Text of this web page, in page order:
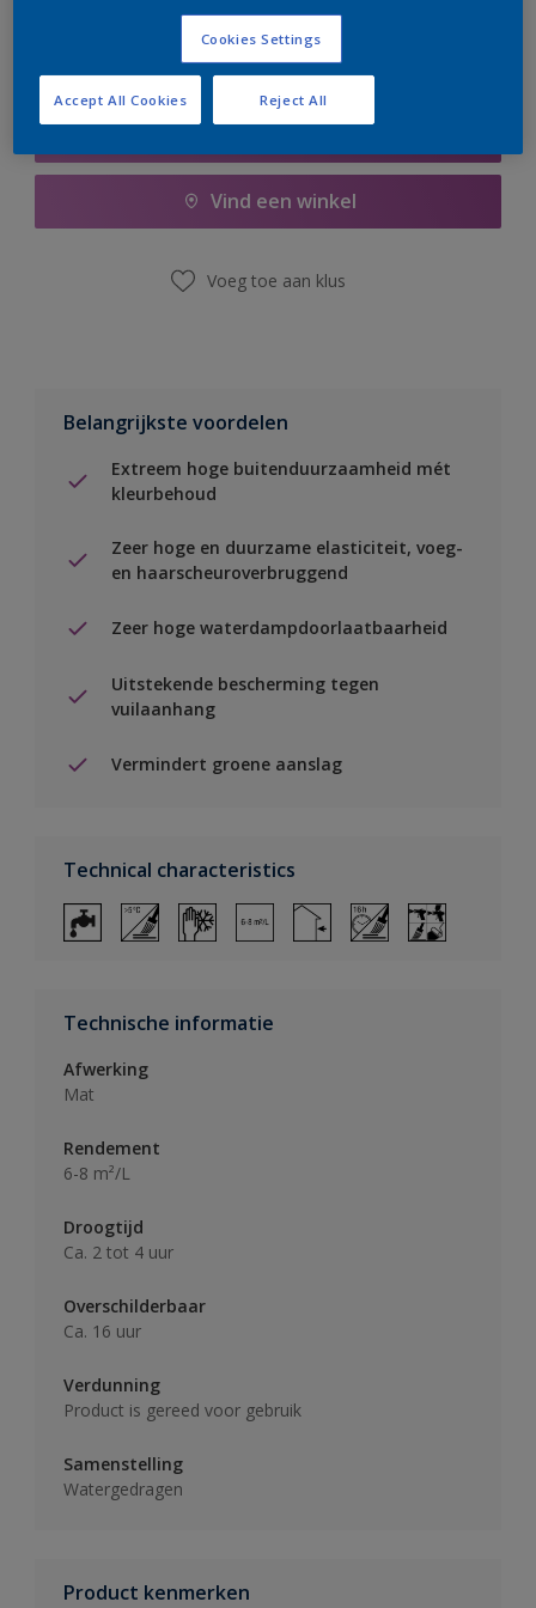
Vind een winkel
Voeg toe aan klus
Belangrijkste voordelen
Extreem hoge buitenduurzaamheid mét
kleurbehoud
Zeer hoge en duurzame elasticiteit, voeg-
en haarscheuroverbruggend
Zeer hoge waterdampdoorlaatbaarheid
Uitstekende bescherming tegen
vuilaanhang
Vermindert groene aanslag
Technical characteristics
Technische informatie
Afwerking
Mat
Rendement
6-8 m²/L
Droogtijd
Ca. 2 tot 4 uur
Overschilderbaar
Ca. 16 uur
Verdunning
Product is gereed voor gebruik
Samenstelling
Watergedragen
Product kenmerken
Cookies Settings
Reject All
Accept All Cookies